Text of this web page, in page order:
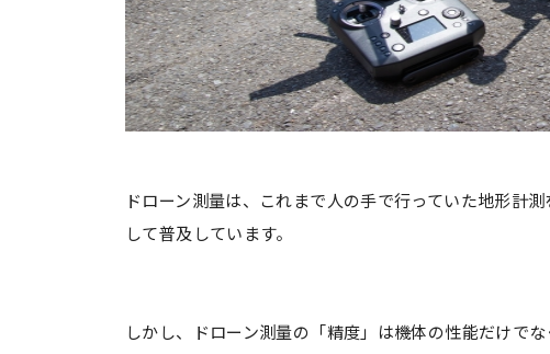
ドローン測量は、これまで人の手で行っていた地形計
して普及しています。
しかし、ドローン測量の「精度」は機体の性能だけで